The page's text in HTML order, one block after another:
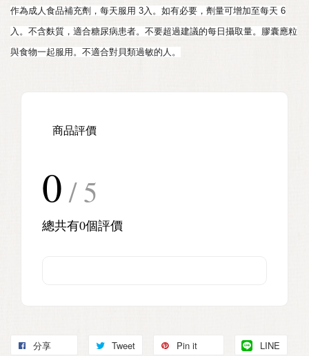
作為成人食品補充劑，每天服用 3入 。如有必要，劑量可增加至每天 6
入。不含麩質，適合糖尿病患者。不要超過建議的每日攝取量。膠囊應粒
與食物一起服用。不適合對貝類過敏的人。
商品評價
0 / 5
總共有0個評價
分享 Tweet Pin it LINE